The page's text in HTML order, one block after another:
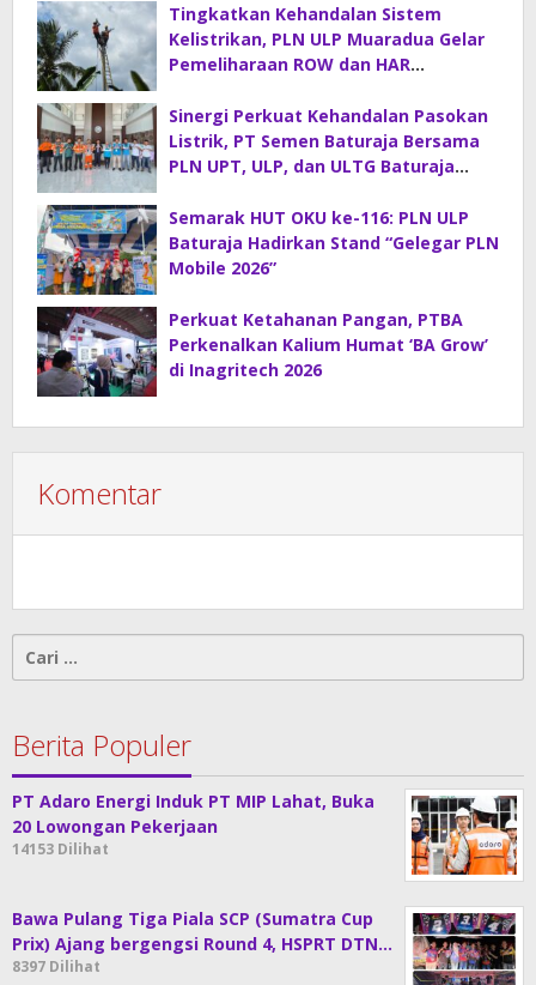
Tingkatkan Kehandalan Sistem
Kelistrikan, PLN ULP Muaradua Gelar
Pemeliharaan ROW dan HAR
Sinergi Perkuat Kehandalan Pasokan
Listrik, PT Semen Baturaja Bersama
PLN UPT, ULP, dan ULTG Baturaja
Semarak HUT OKU ke-116: PLN ULP
Baturaja Hadirkan Stand “Gelegar PLN
Mobile 2026”
Perkuat Ketahanan Pangan, PTBA
Perkenalkan Kalium Humat ‘BA Grow’
di Inagritech 2026
Komentar
untuk:
Berita Populer
PT Adaro Energi Induk PT MIP Lahat, Buka
20 Lowongan Pekerjaan
14153 Dilihat
Bawa Pulang Tiga Piala SCP (Sumatra Cup
Prix) Ajang bergengsi Round 4, HSPRT DTN…
8397 Dilihat